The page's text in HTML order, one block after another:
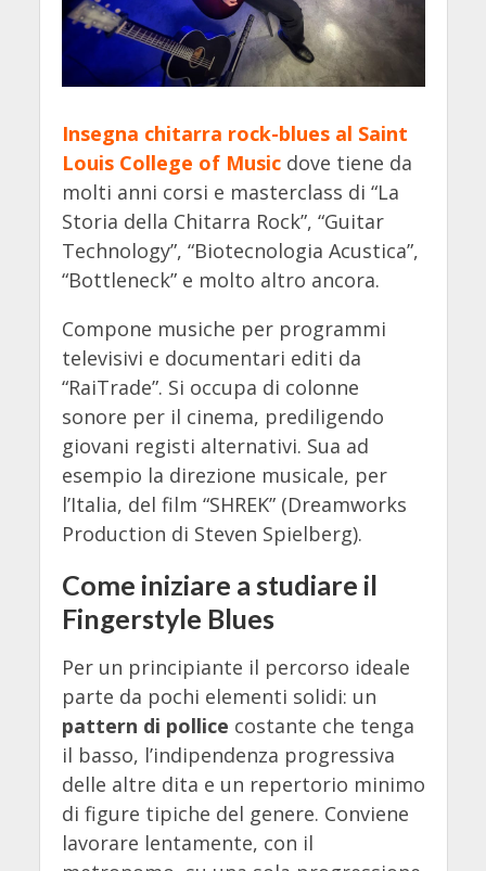
Insegna chitarra rock-blues al Saint
Louis College of Musicdove tiene da
molti anni corsi e masterclass di “La
Storia della Chitarra Rock”, “Guitar
Technology”, “Biotecnologia Acustica”,
“Bottleneck” e molto altro ancora.
Compone musiche per programmi
televisivi e documentari editi da
“RaiTrade”. Si occupa di colonne
sonore per il cinema, prediligendo
giovani registi alternativi. Sua ad
esempio la direzione musicale, per
l’Italia, del film “SHREK” (Dreamworks
Production di Steven Spielberg).
Come iniziare a studiare il
Fingerstyle Blues
Per un principiante il percorso ideale
parte da pochi elementi solidi: un
pattern di pollice costante che tenga
il basso, l’indipendenza progressiva
delle altre dita e un repertorio minimo
di figure tipiche del genere. Conviene
lavorare lentamente, con il